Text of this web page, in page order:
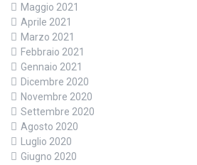
Maggio 2021
Aprile 2021
Marzo 2021
Febbraio 2021
Gennaio 2021
Dicembre 2020
Novembre 2020
Settembre 2020
Agosto 2020
Luglio 2020
Giugno 2020